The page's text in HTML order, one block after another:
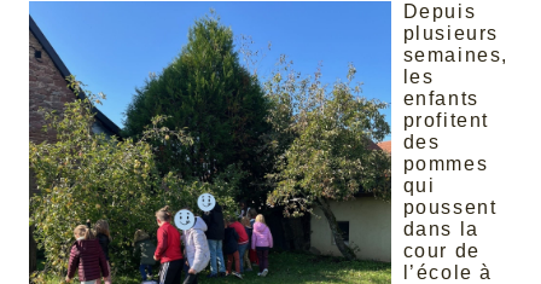
Depuis
plusieurs
semaines,
les
enfants
profitent
des
pommes
qui
poussent
dans la
cour de
l’école à